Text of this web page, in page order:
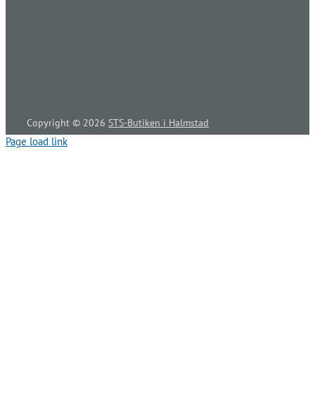
Copyright © 2026 STS-Butiken i Halmstad
Page load link